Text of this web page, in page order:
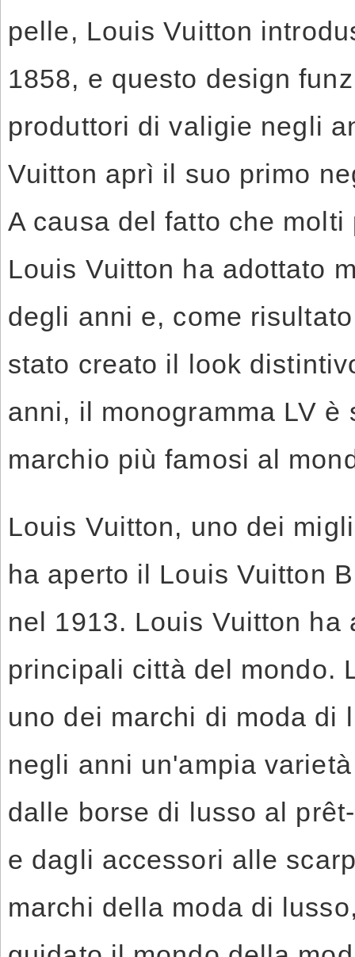
pelle, Louis Vuitton
1858, e questo design
produttori di valigie negli
Vuitton aprì il suo primo
A causa del fatto che
Louis Vuitton ha adottato
degli anni e, come
stato creato il look
anni, il monogramma LV
marchio più famosi al
Louis Vuitton, uno dei
ha aperto il Louis Vuitton
nel 1913. Louis Vuitton
principali città del mondo.
uno dei marchi di moda di
negli anni un'ampia
dalle borse di lusso al
e dagli accessori alle
marchi della moda di